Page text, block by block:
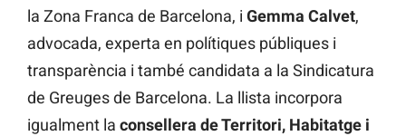
la Zona Franca de Barcelona, i Gemma Calvet,
advocada, experta en polítiques públiques i
transparència i també candidata a la Sindicatura
de Greuges de Barcelona. La llista incorpora
igualment la consellera de Territori, Habitatge i